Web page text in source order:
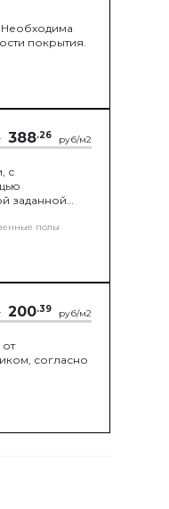
Необходима
покрытия.
388.26 руб/м2
с
заданной
полы
200.39 руб/м2
согласно